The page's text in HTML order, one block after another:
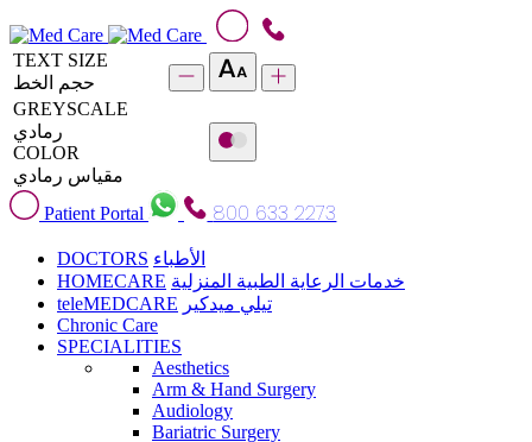
TEXT SIZE
حجم الخط
GREYSCALE
رمادي
COLOR
مقياس رمادي
Patient Portal
800 633 2273
DOCTORS الأطباء
HOMECARE خدمات الرعاية الطبية المنزلية
teleMEDCARE تيلي ميدكير
Chronic Care
SPECIALITIES
Aesthetics
Arm & Hand Surgery
Audiology
Bariatric Surgery